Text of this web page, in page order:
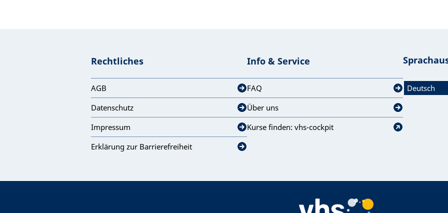
Rechtliches
AGB
Datenschutz
Impressum
Erklärung zur Barrierefreiheit
Info & Service
FAQ
Über uns
Kurse finden: vhs-cockpit